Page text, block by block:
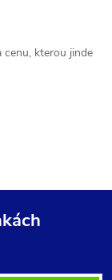
cenu, kterou jinde